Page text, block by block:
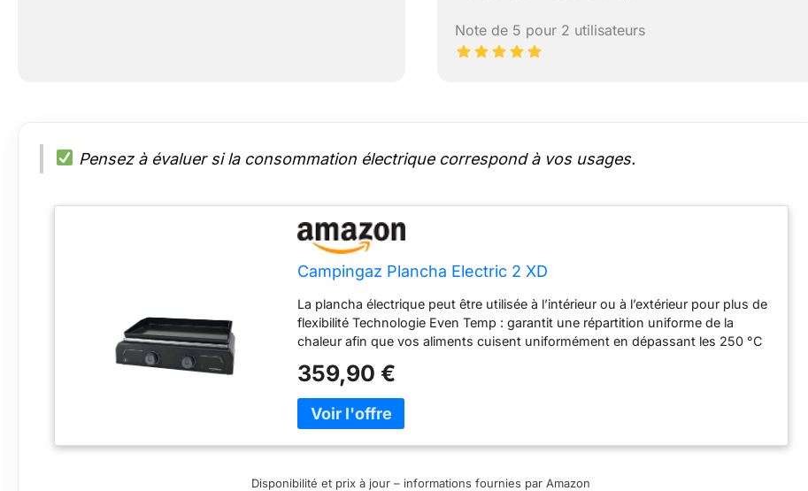
Note de 5 pour 2 utilisateurs
Pensez à évaluer si la consommation électrique correspond à vos usages.
Campingaz Plancha Electric 2 XD
La plancha électrique peut être utilisée à l’intérieur ou à l’extérieur pour plus de
flexibilité Technologie Even Temp : garantit une répartition uniforme de la
chaleur afin que vos aliments cuisent uniformément en dépassant les 250 °C
fonctionne à pile et les piles sont fournies. Surface de cuisson extra large avec
plein d’espace pour les grillades Nettoyage facile : Le revêtement émaillé de la
surface de cuisson de la plancha permet de nettoyer en un rien de temps
359,90 €
Disponibilité et prix à jour – informations fournies par Amazon